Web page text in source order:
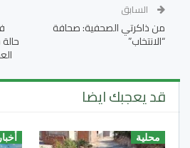
السابق
من ذاكرتي الصحفية: صحافة
“الانتخاب”
قد يعجبك ايضا
محلية أخبار